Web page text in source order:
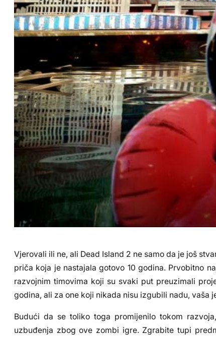
Vjerovali ili ne, ali Dead Island 2 ne samo da je još
priča koja je nastajala gotovo 10 godina. Prvobitno
razvojnim timovima koji su svaki put preuzimali
godina, ali za one koji nikada nisu izgubili nadu, vaša
Budući da se toliko toga promijenilo tokom
uzbuđenja zbog ove zombi igre. Zgrabite tupi